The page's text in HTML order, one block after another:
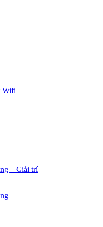
Wifi
– Giải trí